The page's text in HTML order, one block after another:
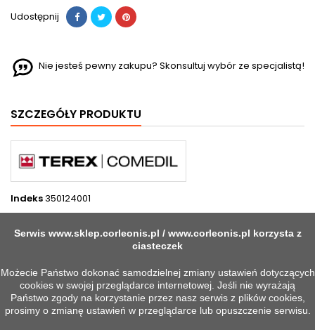
Udostępnij
Nie jesteś pewny zakupu? Skonsultuj wybór ze specjalistą!
SZCZEGÓŁY PRODUKTU
Indeks350124001
4 INNYCH PRODUKTÓW W TEJ SAMEJ KATEGORII:
>
Serwis www.sklep.corleonis.pl / www.corleonis.pl korzysta z
ciasteczek
Możecie Państwo dokonać samodzielnej zmiany ustawień dotyczących
cookies w swojej przeglądarce internetowej. Jeśli nie wyrażają
Państwo zgody na korzystanie przez nasz serwis z plików cookies,
prosimy o zmianę ustawień w przeglądarce lub opuszczenie serwisu.